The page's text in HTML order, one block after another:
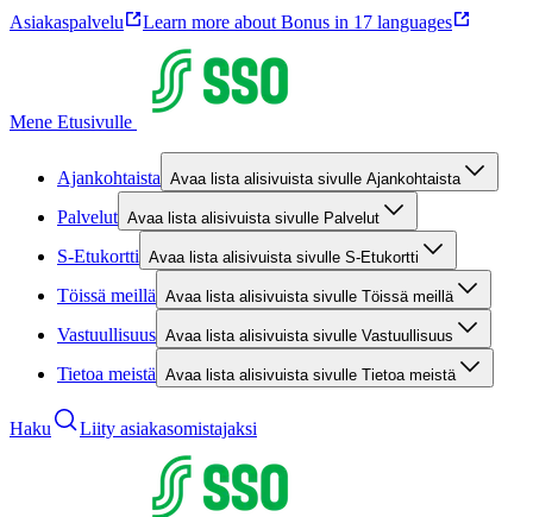
Asiakaspalvelu Learn more about Bonus in 17 languages
Mene Etusivulle
Ajankohtaista Avaa lista alisivuista sivulle Ajankohtaista
Palvelut Avaa lista alisivuista sivulle Palvelut
S-Etukortti Avaa lista alisivuista sivulle S-Etukortti
Töissä meillä Avaa lista alisivuista sivulle Töissä meillä
Vastuullisuus Avaa lista alisivuista sivulle Vastuullisuus
Tietoa meistä Avaa lista alisivuista sivulle Tietoa meistä
Haku Liity asiakasomistajaksi